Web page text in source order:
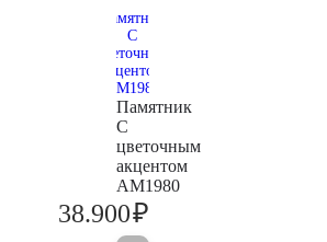
Памятник
С
цветочным
акцентом
AM1980
38.900₽